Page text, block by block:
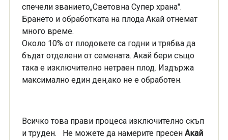
спечели званието„Световна Супер храна".
Брането и обработката на плода Акай отнемат
много време.
Около 10% от плодовете са годни и трябва да
бъдат отделени от семената. Акай бери също
така е изключително нетраен плод. Издържа
максимално един ден,ако не е обработен.
Всичко това прави процеса изключително скъп
и труден. Не можете да намерите пресен Акай